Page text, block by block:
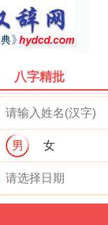
八字精批
男 女